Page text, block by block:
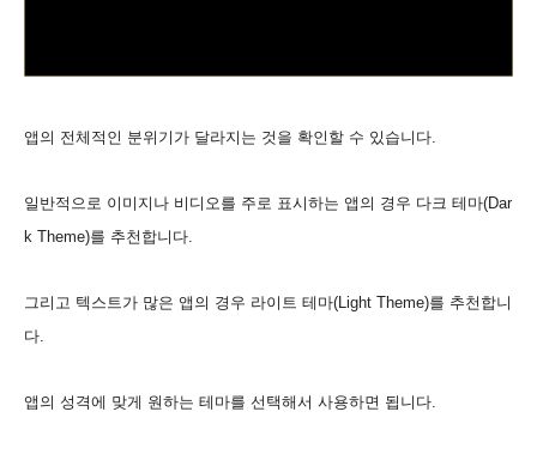
앱의 전체적인 분위기가 달라지는 것을 확인할 수 있습니다.
일반적으로 이미지나 비디오를 주로 표시하는 앱의 경우 다크 테마(Dar
k Theme)를 추천합니다.
그리고 텍스트가 많은 앱의 경우 라이트 테마(Light Theme)를 추천합니
다.
앱의 성격에 맞게 원하는 테마를 선택해서 사용하면 됩니다.